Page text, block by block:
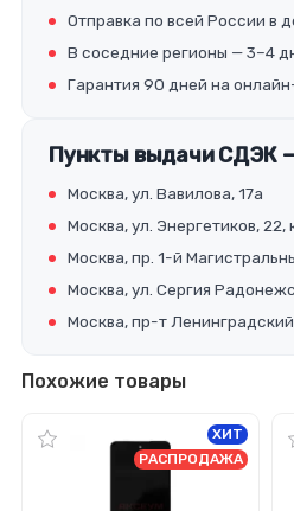
Отправка по всей России в
В соседние регионы — 3–4
Гарантия 90 дней на
Пункты выдачи СДЭК
Москва, ул. Вавилова, 17а
Москва, ул. Энергетиков, 22,
Москва, пр. 1-й
Москва, ул. Сергия
Москва, пр-т
Похожие товары
ХИТ
РАСПРОДАЖА